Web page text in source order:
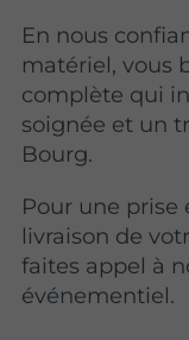
En nous
matériel, vous
complète qui
soignée et un
Bourg.
Pour une prise
livraison de
faites appel à
événementiel.